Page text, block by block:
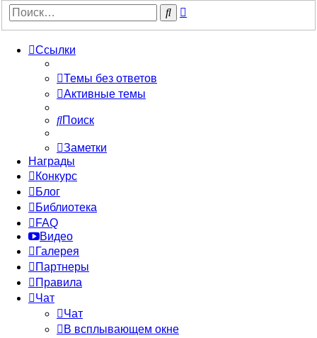
Поиск
Ссылки
Темы без ответов
Активные темы
Поиск
Заметки
Награды
Конкурс
Блог
Библиотека
FAQ
Видео
Галерея
Партнеры
Правила
Чат
Чат
В всплывающем окне